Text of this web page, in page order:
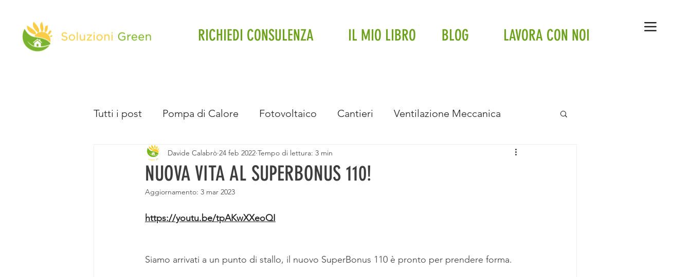
RICHIEDI CONSULENZA IL MIO LIBRO BLOG LAVORA CON NOI
Tutti i post Pompa di Calore Fotovoltaico Cantieri Ventilazione Meccanica
Direttiva Case Green Impianto a soffitto Impianto a pavimento
Batteria d'Accumulo Intervista
NUOVA VITA AL SUPERBONUS 110!
Davide Calabrò 24 feb 2022 Tempo di lettura: 3 min
Aggiornamento: 3 mar 2023
https://youtu.be/tpAKwXXeoQI
Siamo arrivati a un punto di stallo, il nuovo SuperBonus 110 è pronto per prendere forma.